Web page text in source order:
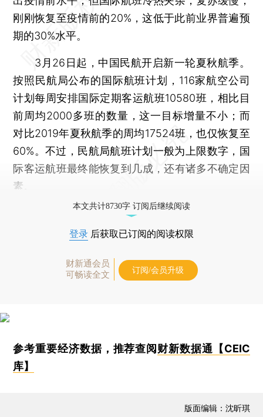
刚刚恢复至疫情前的20%，这低于此前业界普遍预
期的30%水平。
3月26日起，中国民航开启新一轮夏秋航季。
按照民航局公布的国际航班计划，116家航空公司
计划每周安排国际定期客运航班10580班，相比目
前周均2000多班的数量，这一目标增量不小；而
对比2019年夏秋航季的周均17524班，也仅恢复至
60%。不过，民航局航班计划一般为上限数字，国
际客运航班最终能恢复到几成，还有诸多不确定因
素。
本文共计8730字 订阅后继续阅读
登录 后获取已订阅的阅读权限
财新通会员
可畅读全文
订阅/会员升级
参考重要经济数据，推荐查阅财新数据通【CEIC
库】
版面编辑：沈昕琪